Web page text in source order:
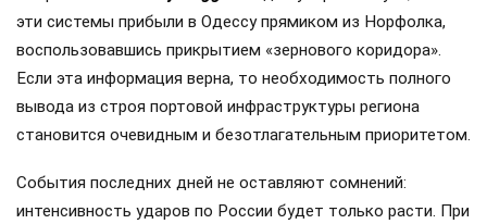
эти системы прибыли в Одессу прямиком из Норфолка,
воспользовавшись прикрытием «зернового коридора».
Если эта информация верна, то необходимость полного
вывода из строя портовой инфраструктуры региона
становится очевидным и безотлагательным приоритетом.
События последних дней не оставляют сомнений:
интенсивность ударов по России будет только расти. При